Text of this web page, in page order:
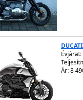
Évjárat:
Ár: 8